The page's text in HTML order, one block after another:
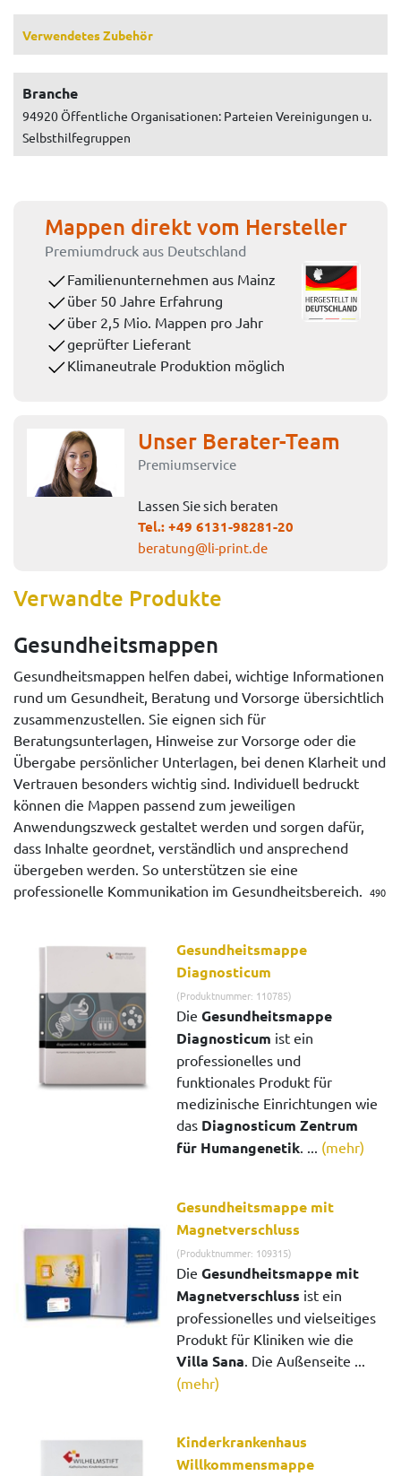
Verwendetes Zubehör
Branche
94920 Öffentliche Organisationen: Parteien Vereinigungen u.
Selbsthilfegruppen
Mappen direkt vom Hersteller
Premiumdruck aus Deutschland
Familienunternehmen aus Mainz
über 50 Jahre Erfahrung
über 2,5 Mio. Mappen pro Jahr
geprüfter Lieferant
Klimaneutrale Produktion möglich
Unser Berater-Team
Premiumservice
Lassen Sie sich beraten
Tel.:+49 6131-98281-20
beratung@li-print.de
Verwandte Produkte
Gesundheitsmappen
Gesundheitsmappen helfen dabei, wichtige Informationen
rund um Gesundheit, Beratung und Vorsorge übersichtlich
zusammenzustellen. Sie eignen sich für
Beratungsunterlagen, Hinweise zur Vorsorge oder die
Übergabe persönlicher Unterlagen, bei denen Klarheit und
Vertrauen besonders wichtig sind. Individuell bedruckt
können die Mappen passend zum jeweiligen
Anwendungszweck gestaltet werden und sorgen dafür,
dass Inhalte geordnet, verständlich und ansprechend
übergeben werden. So unterstützen sie eine
professionelle Kommunikation im Gesundheitsbereich. 490
Gesundheitsmappe
Diagnosticum
(Produktnummer: 110785)
DieGesundheitsmappe
Diagnosticum ist ein
professionelles und
funktionales Produkt für
medizinische Einrichtungen wie
das Diagnosticum Zentrum
für Humangenetik. ... (mehr)
Gesundheitsmappe mit
Magnetverschluss
(Produktnummer: 109315)
DieGesundheitsmappe mit
Magnetverschluss ist ein
professionelles und vielseitiges
Produkt für Kliniken wie die
Villa Sana. Die Außenseite ...
(mehr)
Kinderkrankenhaus
Willkommensmappe